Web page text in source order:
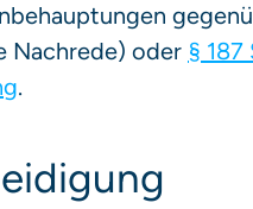
Nachrede) oder § 187
.